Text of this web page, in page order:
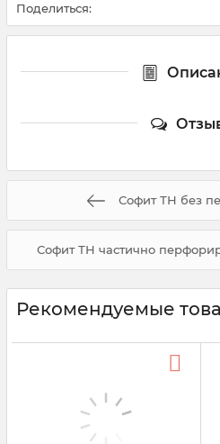
Поделиться:
Софит ТН без
Софит ТН частично
Рекомендуемые